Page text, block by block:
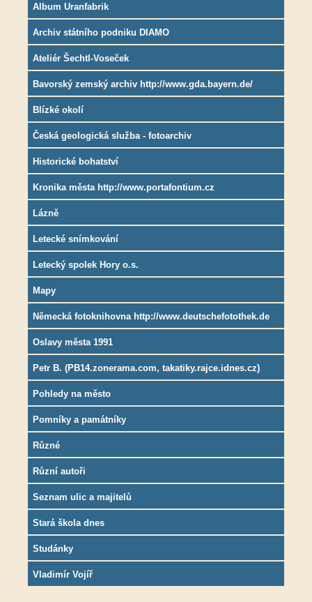
Album Uranfabrik
Archiv státního podniku DIAMO
Ateliér Šechtl-Voseček
Bavorský zemský archiv http://www.gda.bayern.de/
Blízké okolí
Česká geologická služba - fotoarchiv
Historické bohatství
Kronika města http://www.portafontium.cz
Lázně
Letecké snímkování
Letecký spolek Hory o.s.
Mapy
Německá fotoknihovna http://www.deutschefotothek.de
Oslavy města 1991
Petr B. (PB14.zonerama.com, takatiky.rajce.idnes.cz)
Pohledy na město
Pomníky a památníky
Různé
Různí autoři
Seznam ulic a majitelů
Stará škola dnes
Studánky
Vladimír Vojíř